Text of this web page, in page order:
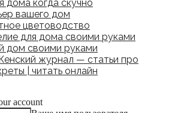
дома когда скучно
вашего дом
цветоводство
для дома своими руками
дом своими руками
журнал — статьи про
| читать онлайн
account